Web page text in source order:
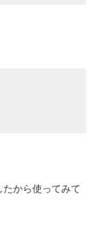
から使ってみて